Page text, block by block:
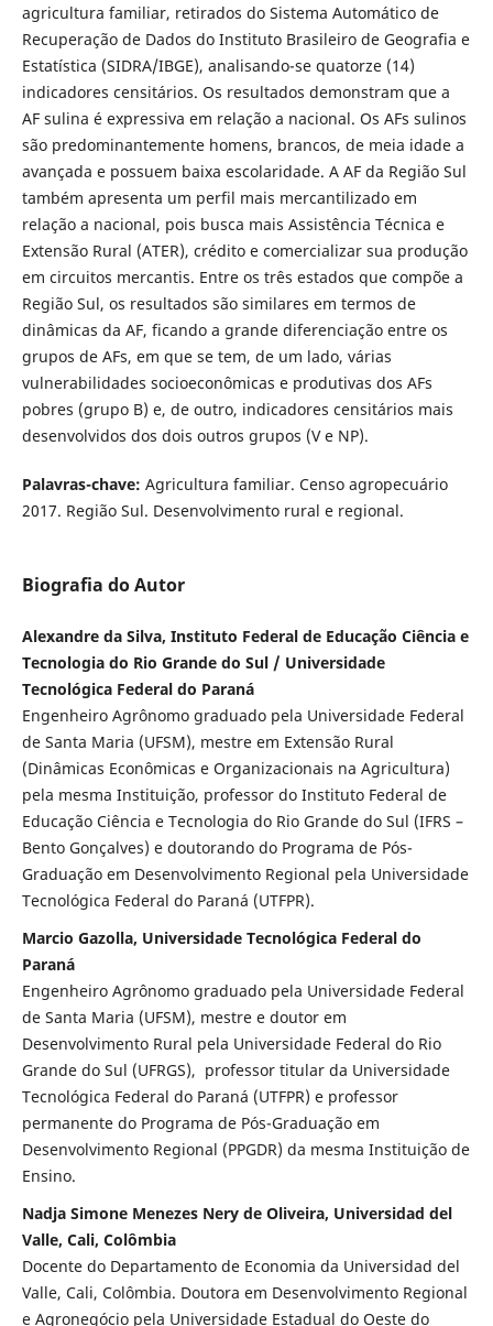
agricultura familiar, retirados do Sistema Automático de
Recuperação de Dados do Instituto Brasileiro de Geografia e
Estatística (SIDRA/IBGE), analisando-se quatorze (14)
indicadores censitários. Os resultados demonstram que a
AF sulina é expressiva em relação a nacional. Os AFs sulinos
são predominantemente homens, brancos, de meia idade a
avançada e possuem baixa escolaridade. A AF da Região Sul
também apresenta um perfil mais mercantilizado em
relação a nacional, pois busca mais Assistência Técnica e
Extensão Rural (ATER), crédito e comercializar sua produção
em circuitos mercantis. Entre os três estados que compõe a
Região Sul, os resultados são similares em termos de
dinâmicas da AF, ficando a grande diferenciação entre os
grupos de AFs, em que se tem, de um lado, várias
vulnerabilidades socioeconômicas e produtivas dos AFs
pobres (grupo B) e, de outro, indicadores censitários mais
desenvolvidos dos dois outros grupos (V e NP).
Palavras-chave: Agricultura familiar. Censo agropecuário
2017. Região Sul. Desenvolvimento rural e regional.
Biografia do Autor
Alexandre da Silva, Instituto Federal de Educação Ciência e
Tecnologia do Rio Grande do Sul / Universidade
Tecnológica Federal do Paraná
Engenheiro Agrônomo graduado pela Universidade Federal
de Santa Maria (UFSM), mestre em Extensão Rural
(Dinâmicas Econômicas e Organizacionais na Agricultura)
pela mesma Instituição, professor do Instituto Federal de
Educação Ciência e Tecnologia do Rio Grande do Sul (IFRS –
Bento Gonçalves) e doutorando do Programa de Pós-
Graduação em Desenvolvimento Regional pela Universidade
Tecnológica Federal do Paraná (UTFPR).
Marcio Gazolla, Universidade Tecnológica Federal do
Paraná
Engenheiro Agrônomo graduado pela Universidade Federal
de Santa Maria (UFSM), mestre e doutor em
Desenvolvimento Rural pela Universidade Federal do Rio
Grande do Sul (UFRGS), professor titular da Universidade
Tecnológica Federal do Paraná (UTFPR) e professor
permanente do Programa de Pós-Graduação em
Desenvolvimento Regional (PPGDR) da mesma Instituição de
Ensino.
Nadja Simone Menezes Nery de Oliveira, Universidad del
Valle, Cali, Colômbia
Docente do Departamento de Economia da Universidad del
Valle, Cali, Colômbia. Doutora em Desenvolvimento Regional
e Agronegócio pela Universidade Estadual do Oeste do